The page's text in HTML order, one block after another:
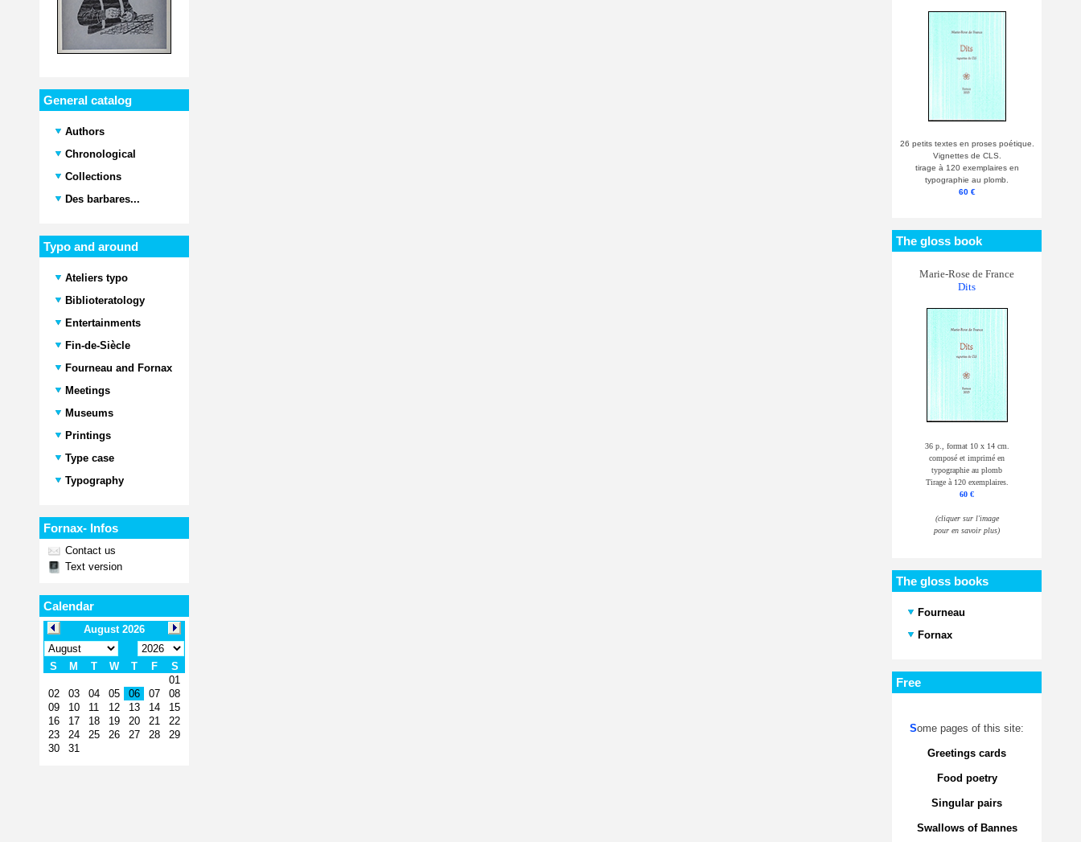
General catalog
Authors
Chronological
Collections
Des barbares...
Typo and around
Ateliers typo
Biblioteratology
Entertainments
Fin-de-Siècle
Fourneau and Fornax
Meetings
Museums
Printings
Type case
Typography
Fornax- Infos
Contact us
Text version
Calendar
26 petits textes en proses poétique.
Vignettes de CLS.
tirage à 120 exemplaires en
typographie au plomb.
60 €
The gloss book
Marie-Rose de France
Dits
36 p., format 10 x 14 cm.
composé et imprimé en
typographie au plomb
Tirage à 120 exemplaires.
60 €
(cliquer sur l'image
pour en savoir plus)
The gloss books
Fourneau
Fornax
Free
Some pages of this site:
Greetings cards
Food poetry
Singular pairs
Swallows of Bannes